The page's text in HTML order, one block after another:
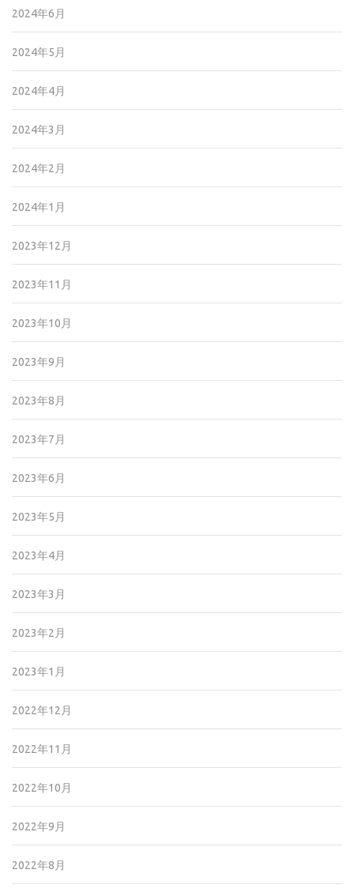
2024年6月
2024年5月
2024年4月
2024年3月
2024年2月
2024年1月
2023年12月
2023年11月
2023年10月
2023年9月
2023年8月
2023年7月
2023年6月
2023年5月
2023年4月
2023年3月
2023年2月
2023年1月
2022年12月
2022年11月
2022年10月
2022年9月
2022年8月